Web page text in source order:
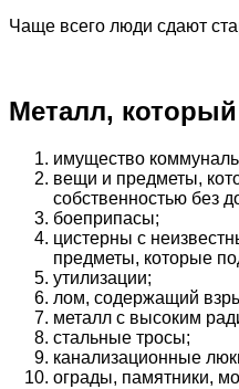
Чаще всего люди сдают
Металл,
имущество
вещи и предметы,
собственностью без
боеприпасы;
цистерны с
предметы, которые
утилизации;
лом, содержащий
металл с высоким
стальные тросы;
канализационные
ограды, памятники,